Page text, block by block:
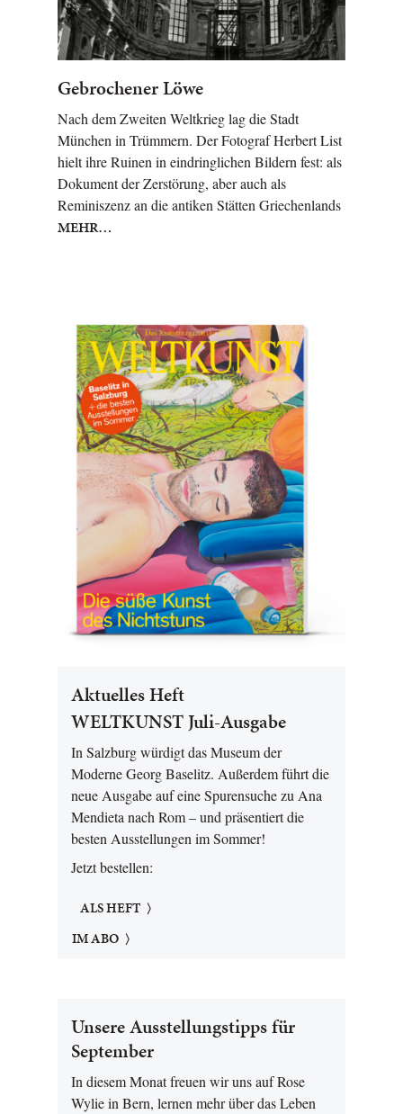
Gebrochener Löwe
Nach dem Zweiten Weltkrieg lag die Stadt
München in Trümmern. Der Fotograf Herbert List
hielt ihre Ruinen in eindringlichen Bildern fest: als
Dokument der Zerstörung, aber auch als
Reminiszenz an die antiken Stätten Griechenlands
MEHR…
Aktuelles Heft
WELTKUNST Juli-Ausgabe
In Salzburg würdigt das Museum der
Moderne Georg Baselitz. Außerdem führt die
neue Ausgabe auf eine Spurensuche zu Ana
Mendieta nach Rom – und präsentiert die
besten Ausstellungen im Sommer!
Jetzt bestellen:
ALS HEFT
IM ABO
Unsere Ausstellungstipps für
September
In diesem Monat freuen wir uns auf Rose
Wylie in Bern, lernen mehr über das Leben